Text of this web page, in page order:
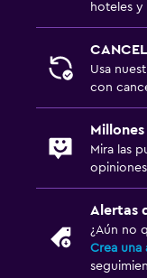
hoteles y
Usa
con
Mira las
Alertas
¿Aún no
Crea una